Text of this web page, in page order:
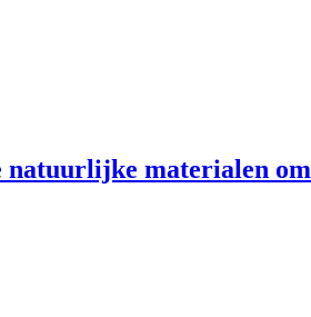
natuurlijke materialen